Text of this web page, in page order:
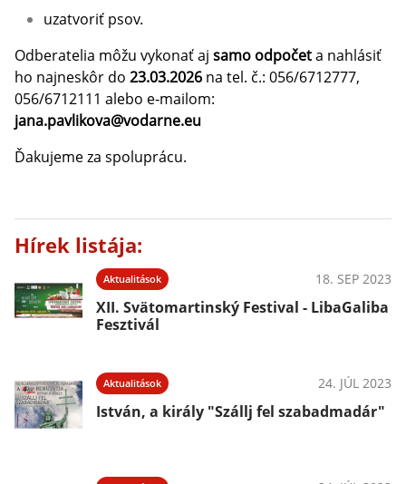
uzatvoriť psov.
Odberatelia môžu vykonať aj samo odpočeta nahlásiť
ho najneskôr do 23.03.2026 na tel. č.: 056/6712777,
056/6712111 alebo e‑mailom:
jana.pavlikova@vodarne.eu
Ďakujeme za spoluprácu.
Hírek listája:
Aktualitások 18. SEP 2023
XII. Svätomartinský Festival - LibaGaliba
Fesztivál
Aktualitások 24. JÚL 2023
István, a király "Szállj fel szabadmadár"